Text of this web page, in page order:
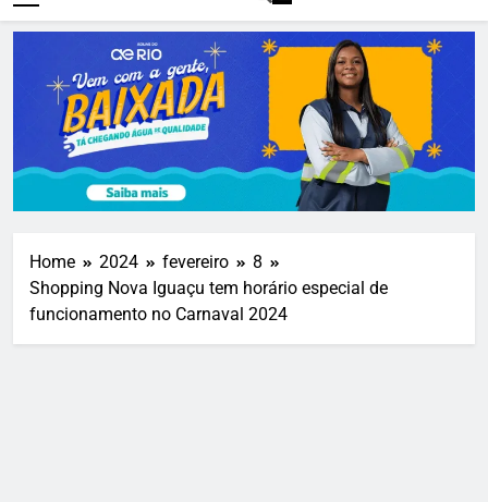
Home 2024 fevereiro
8
Shopping Nova Iguaçu tem horário especial de
funcionamento no Carnaval 2024